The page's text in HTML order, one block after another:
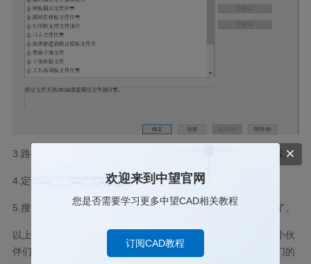
3.路径展开后复制粘贴到文件管理器的地址栏，按回车进行搜索。
4.定位到相关位置后继续搜索后缀为.ac$的文件。
5.搜索出来的文件将文件后缀名改为.dwg即可用CAD软件 打开了。
以上就是在CAD打开自动保存文件的方式分享，觉得有用的话小伙
伴们可以收藏起来哦！想要了解更多CAD相关教程可以关注我们的
欢迎来到中望官网
您是否需要学习更多中望CAD相关教程
订阅CAD教程